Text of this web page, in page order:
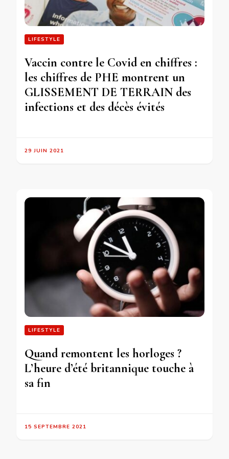
LIFESTYLE
Vaccin contre le Covid en chiffres :
les chiffres de PHE montrent un
GLISSEMENT DE TERRAIN des
infections et des décès évités
29 JUIN 2021
LIFESTYLE
Quand remontent les horloges ?
L’heure d’été britannique touche à
sa fin
15 SEPTEMBRE 2021